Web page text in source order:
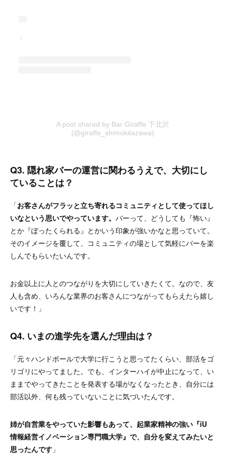
A post shared by Bar Giraffe 下北沢
(@giraffe_shimokitazawa)
Q3. 隠れ家バーの運営に関わるうえで、大切にし
ていることは？
「お客さんがフラッと立ち寄れるコミュニティとして使ってほし
いなという思いでやっています。 バーって、どうしても『怖い』
とか『ぼったくられる』とかいう印象が強いかなと思っていて。
そのイメージを覆して、コミュニティの場として気軽にバーを楽
しんでもらいたいんです。
お金以上に人とのつながりを大切にしていきたくて。なので、友
人も含め、いろんな業界のお客さんにつながってもらえたら嬉し
いです！」
Q4. いまの進学先を選んだ理由は？
「元々ハンドボールで大学に行こうと思ってたくらい、部活をゴ
リゴリにやってました。でも、インターハイが中止になって、い
ままでやってきたことを発表する場がなくなったとき、自分には
部活以外、何も残っていないことに気づいたんです。
姉が自営業をやっていた影響もあって、起業家精神の強い『iU
情報経営イノベーション専門職大学』で、自分を変えてみたいと
思ったんです 」